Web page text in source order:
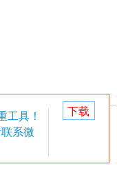
工具！
系微
下载